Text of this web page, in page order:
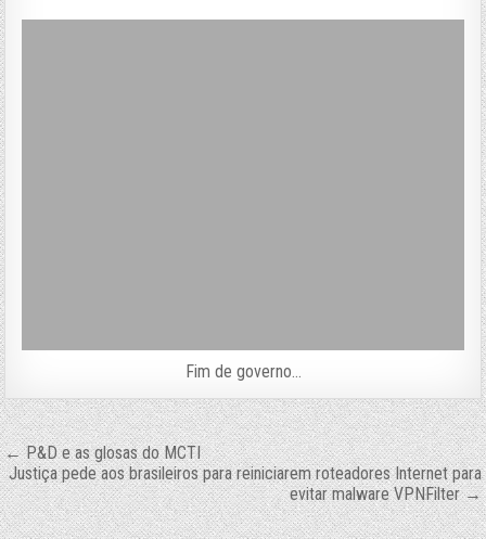
Fim de governo…
Navegação
de
Post
← P&D e as glosas do MCTI
Justiça pede aos brasileiros para reiniciarem roteadores Internet para
evitar malware VPNFilter →